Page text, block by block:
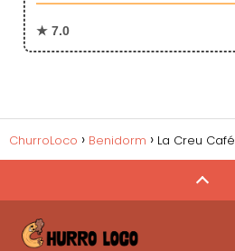
★ 7.0
ChurroLoco Benidorm La Creu Café